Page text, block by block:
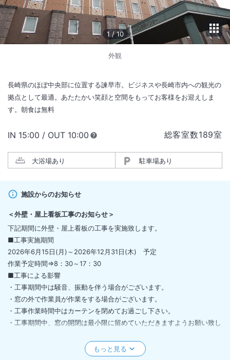
1 /10
外観
長崎県のほぼ中央部に位置する諫早市。ビジネスや長崎市内への観光の
拠点として最適。あたたかい笑顔と空間をもってお客様をお迎えしま
す。朝食は無料
総客室数189室
IN チェックイン
15:00 / OUT チェックアウト
10:00
大浴場あり 駐車場あり
施設からのお知らせ
＜外壁・屋上看板工事のお知らせ＞
下記期間に外壁・屋上看板の工事を実施致します。
■工事実施期間
2026年6月15日(月)～2026年12月31日(木) 予定
作業予定時間⇒8：30～17：30
■工事による影響
・工事期間中は騒音、振動を伴う場合がございます。
・窓の外で作業員が作業をする場合がございます。
・工事作業時間中はカーテンを閉めてお過ごし下さい。
・工事期間中、窓の開閉は最小限に留めていただきますようお願い致し
・カバー、足場等により眺望が損なわれる場合がございます。
・工事に伴い、当ホテル駐車場の駐車可能台数が通常より減少致しま